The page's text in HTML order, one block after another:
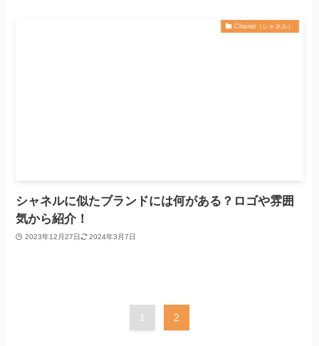
Chanel（シャネル）
シャネルに似たブランドには何がある？ロゴや雰囲
気から紹介！
2023年12月27日 2024年3月7日
1 2